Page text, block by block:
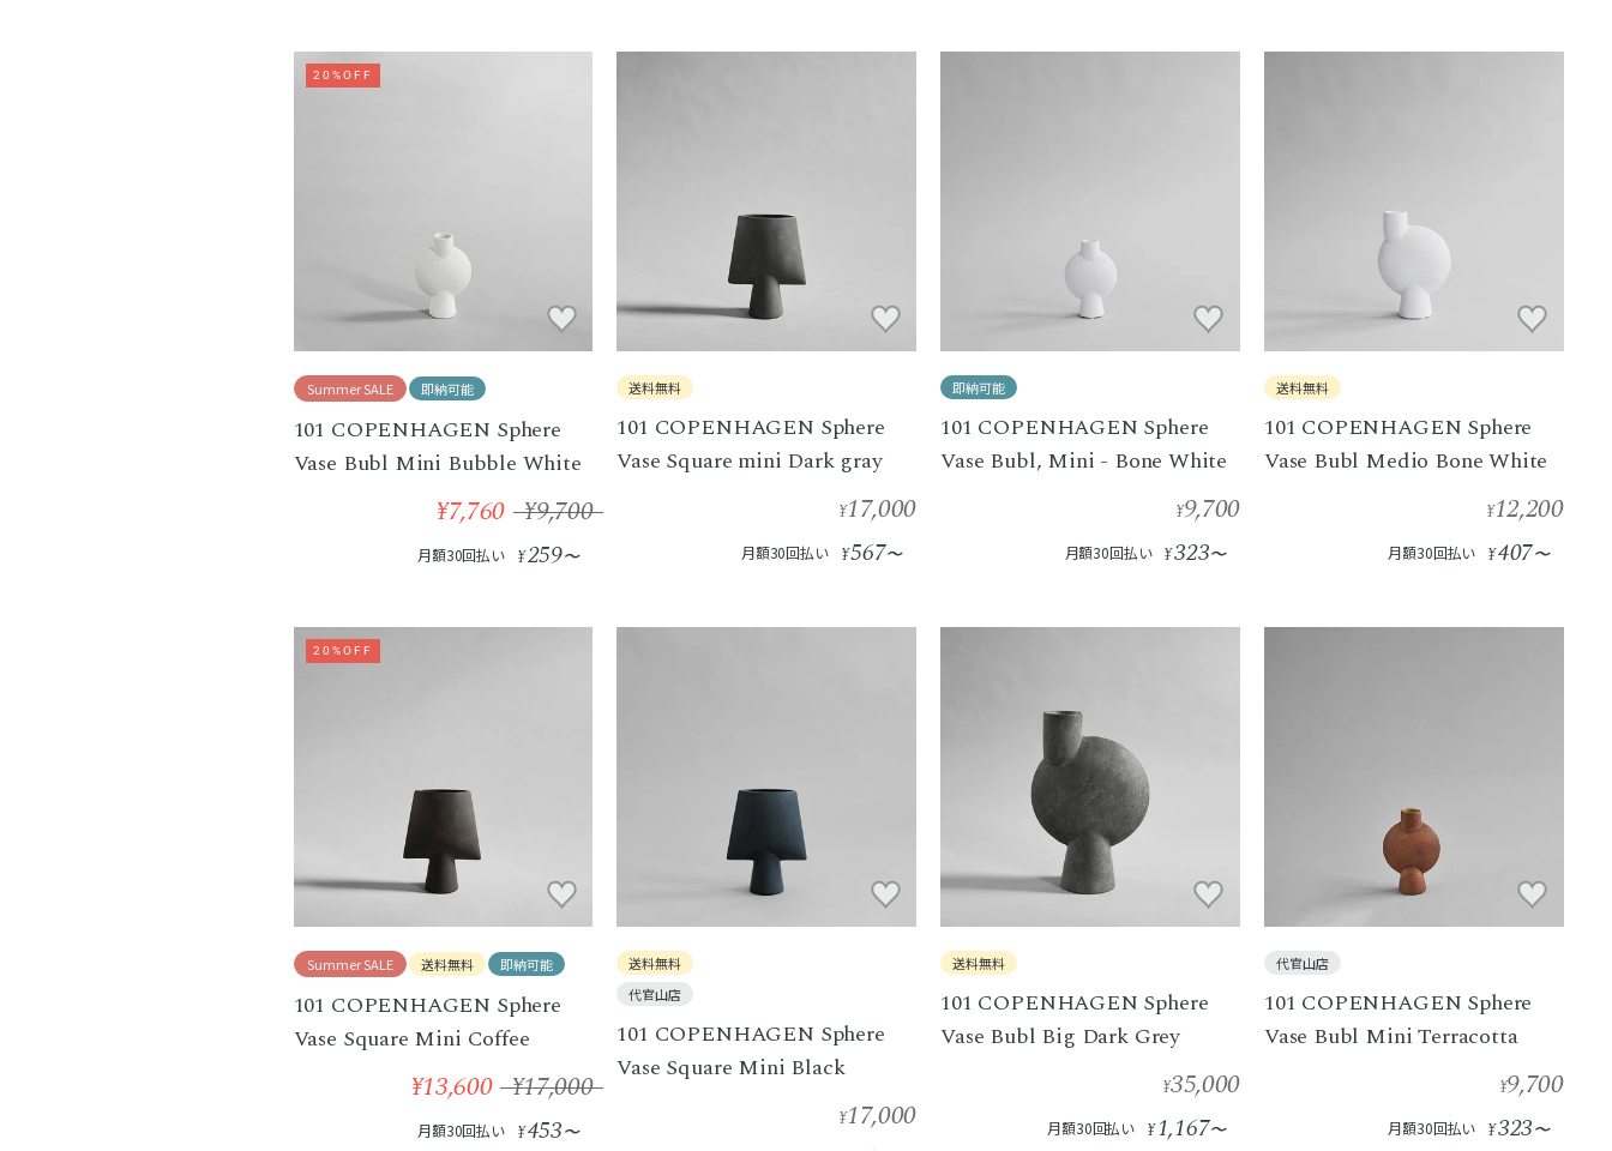
20%OFF
Summer SALE 即納可能
101 COPENHAGEN Sphere
Vase Bubl Mini Bubble White
¥7,760 ¥9,700
月額30回払い ¥259〜
送料無料
101 COPENHAGEN Sphere
Vase Square mini Dark gray
¥17,000
月額30回払い ¥567〜
即納可能
101 COPENHAGEN Sphere
Vase Bubl, Mini - Bone White
¥9,700
月額30回払い ¥323〜
送料無料
101 COPENHAGEN Sphere
Vase Bubl Medio Bone White
¥12,200
月額30回払い ¥407〜
20%OFF
Summer SALE 送料無料 即納可能
101 COPENHAGEN Sphere
Vase Square Mini Coffee
¥13,600 ¥17,000
月額30回払い ¥453〜
送料無料
代官山店
101 COPENHAGEN Sphere
Vase Square Mini Black
¥17,000
送料無料
101 COPENHAGEN Sphere
Vase Bubl Big Dark Grey
¥35,000
月額30回払い ¥ 1,167〜
代官山店
101 COPENHAGEN Sphere
Vase Bubl Mini Terracotta
¥9,700
月額30回払い ¥323〜